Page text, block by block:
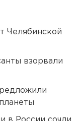
Челябинской
взорвали